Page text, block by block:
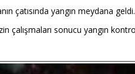
çatısında yangın meydana
sonucu yangın